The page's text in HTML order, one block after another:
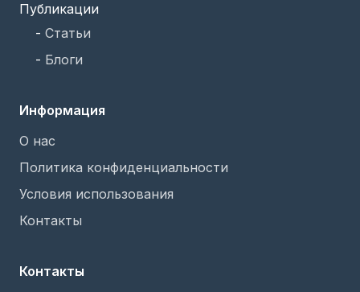
Публикации
- Статьи
- Блоги
Информация
О нас
Политика конфиденциальности
Условия использования
Контакты
Контакты